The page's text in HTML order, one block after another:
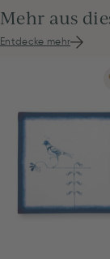
Mehr aus
Entdecke mehr